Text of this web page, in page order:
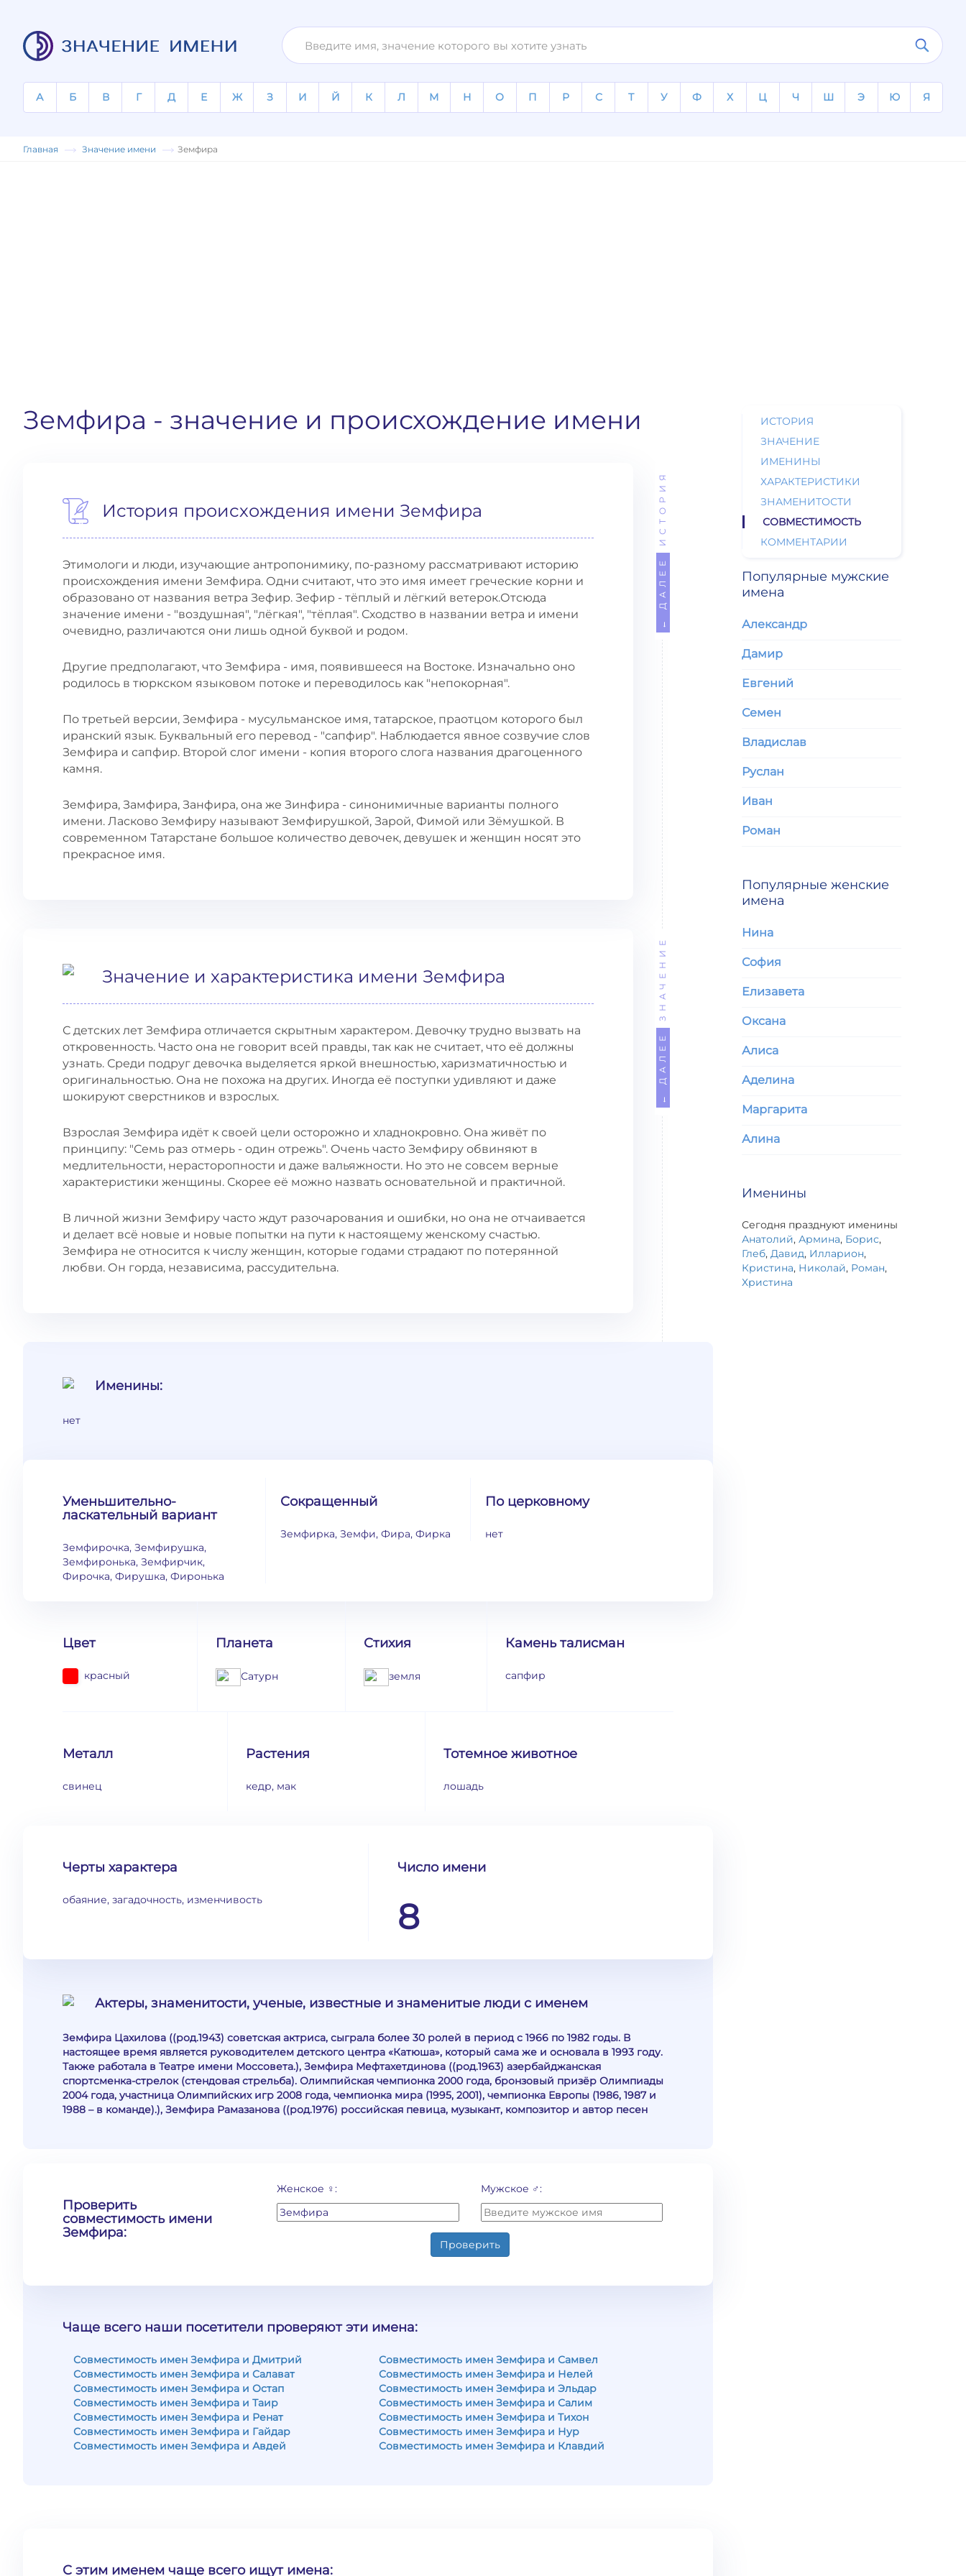
А Б В Г Д Е Ж З И Й К Л М Н О П Р С Т У Ф Х Ц Ч Ш Э Ю Я
Главная Значение имени Земфира
Земфира - значение и происхождение имени
История происхождения имени Земфира
Этимологи и люди, изучающие антропонимику, по-разному рассматривают историю
происхождения имени Земфира. Одни считают, что это имя имеет греческие корни и
образовано от названия ветра Зефир. Зефир - тёплый и лёгкий ветерок.Отсюда
значение имени - "воздушная", "лёгкая", "тёплая". Сходство в названии ветра и имени
очевидно, различаются они лишь одной буквой и родом.
Другие предполагают, что Земфира - имя, появившееся на Востоке. Изначально оно
родилось в тюркском языковом потоке и переводилось как "непокорная".
По третьей версии, Земфира - мусульманское имя, татарское, праотцом которого был
иранский язык. Буквальный его перевод - "сапфир". Наблюдается явное созвучие слов
Земфира и сапфир. Второй слог имени - копия второго слога названия драгоценного
камня.
Земфира, Замфира, Занфира, она же Зинфира - синонимичные варианты полного
имени. Ласково Земфиру называют Земфирушкой, Зарой, Фимой или Зёмушкой. В
современном Татарстане большое количество девочек, девушек и женщин носят это
прекрасное имя.
← ДАЛЕЕ
ИСТОРИЯ
Значение и характеристика имени Земфира
С детских лет Земфира отличается скрытным характером. Девочку трудно вызвать на
откровенность. Часто она не говорит всей правды, так как не считает, что её должны
узнать. Среди подруг девочка выделяется яркой внешностью, харизматичностью и
оригинальностью. Она не похожа на других. Иногда её поступки удивляют и даже
шокируют сверстников и взрослых.
Взрослая Земфира идёт к своей цели осторожно и хладнокровно. Она живёт по
принципу: "Семь раз отмерь - один отрежь". Очень часто Земфиру обвиняют в
медлительности, нерасторопности и даже вальяжности. Но это не совсем верные
характеристики женщины. Скорее её можно назвать основательной и практичной.
В личной жизни Земфиру часто ждут разочарования и ошибки, но она не отчаивается
и делает всё новые и новые попытки на пути к настоящему женскому счастью.
Земфира не относится к числу женщин, которые годами страдают по потерянной
любви. Он горда, независима, рассудительна.
← ДАЛЕЕ
ЗНАЧЕНИЕ
Именины:
нет
Уменьшительно-
ласкательный вариант
Земфирочка, Земфирушка,
Земфиронька, Земфирчик,
Фирочка, Фирушка, Фиронька
Сокращенный
Земфирка, Земфи, Фира, Фирка
По церковному
нет
Цвет
красный
Планета
Сатурн
Стихия
земля
Камень талисман
сапфир
Металл
свинец
Растения
кедр, мак
Тотемное животное
лошадь
Черты характера
обаяние, загадочность, изменчивость
Число имени
8
Актеры, знаменитости, ученые, известные и знаменитые люди с именем
Земфира Цахилова ((род.1943) советская актриса, сыграла более 30 ролей в период с 1966 по 1982 годы. В
настоящее время является руководителем детского центра «Катюша», который сама же и основала в 1993 году.
Также работала в Театре имени Моссовета.), Земфира Мефтахетдинова ((род.1963) азербайджанская
спортсменка-стрелок (стендовая стрельба). Олимпийская чемпионка 2000 года, бронзовый призёр Олимпиады
2004 года, участница Олимпийских игр 2008 года, чемпионка мира (1995, 2001), чемпионка Европы (1986, 1987 и
1988 – в команде).), Земфира Рамазанова ((род.1976) российская певица, музыкант, композитор и автор песен
Проверить
совместимость имени
Земфира:
Женское ♀: Мужское ♂:
Проверить
Чаще всего наши посетители проверяют эти имена:
Совместимость имен Земфира и Дмитрий
Совместимость имен Земфира и Салават
Совместимость имен Земфира и Остап
Совместимость имен Земфира и Таир
Совместимость имен Земфира и Ренат
Совместимость имен Земфира и Гайдар
Совместимость имен Земфира и Авдей
Совместимость имен Земфира и Самвел
Совместимость имен Земфира и Нелей
Совместимость имен Земфира и Эльдар
Совместимость имен Земфира и Салим
Совместимость имен Земфира и Тихон
Совместимость имен Земфира и Нур
Совместимость имен Земфира и Клавдий
С этим именем чаще всего ищут имена:
ИСТОРИЯ
ЗНАЧЕНИЕ
ИМЕНИНЫ
ХАРАКТЕРИСТИКИ
ЗНАМЕНИТОСТИ
СОВМЕСТИМОСТЬ
КОММЕНТАРИИ
Популярные мужские
имена
Александр
Дамир
Евгений
Семен
Владислав
Руслан
Иван
Роман
Популярные женские
имена
Нина
София
Елизавета
Оксана
Алиса
Аделина
Маргарита
Алина
Именины
Сегодня празднуют именины
Анатолий, Армина, Борис,
Глеб, Давид, Илларион,
Кристина, Николай, Роман,
Христина